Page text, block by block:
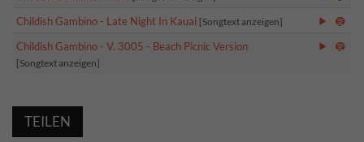
Childish Gambino - Late Night In Kauai [Songtext anzeigen]
Childish Gambino - V. 3005 - Beach Picnic Version
[Songtext anzeigen]
TEILEN